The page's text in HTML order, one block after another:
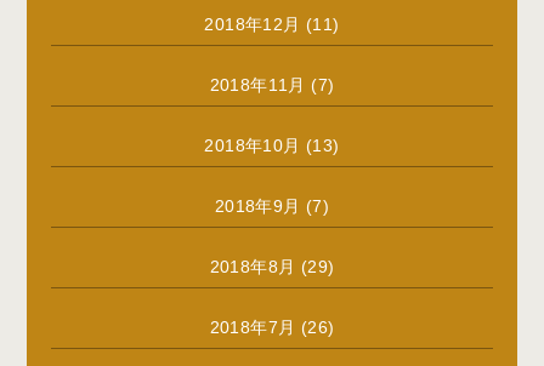
2018年12月 (11)
2018年11月 (7)
2018年10月 (13)
2018年9月 (7)
2018年8月 (29)
2018年7月 (26)